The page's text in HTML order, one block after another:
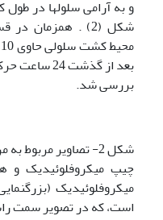
و به آرامی سلولها در طول
شکل (2) . همزمان
بعد از
بررسی شد.
شکل 2- تصاویر مربوط
چیپ میکروفلوئیدیک
است، که در تصویر سمت